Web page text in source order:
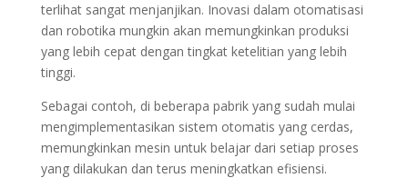
terlihat sangat menjanjikan. Inovasi dalam otomatisasi
dan robotika mungkin akan memungkinkan produksi
yang lebih cepat dengan tingkat ketelitian yang lebih
tinggi.
Sebagai contoh, di beberapa pabrik yang sudah mulai
mengimplementasikan sistem otomatis yang cerdas,
memungkinkan mesin untuk belajar dari setiap proses
yang dilakukan dan terus meningkatkan efisiensi.